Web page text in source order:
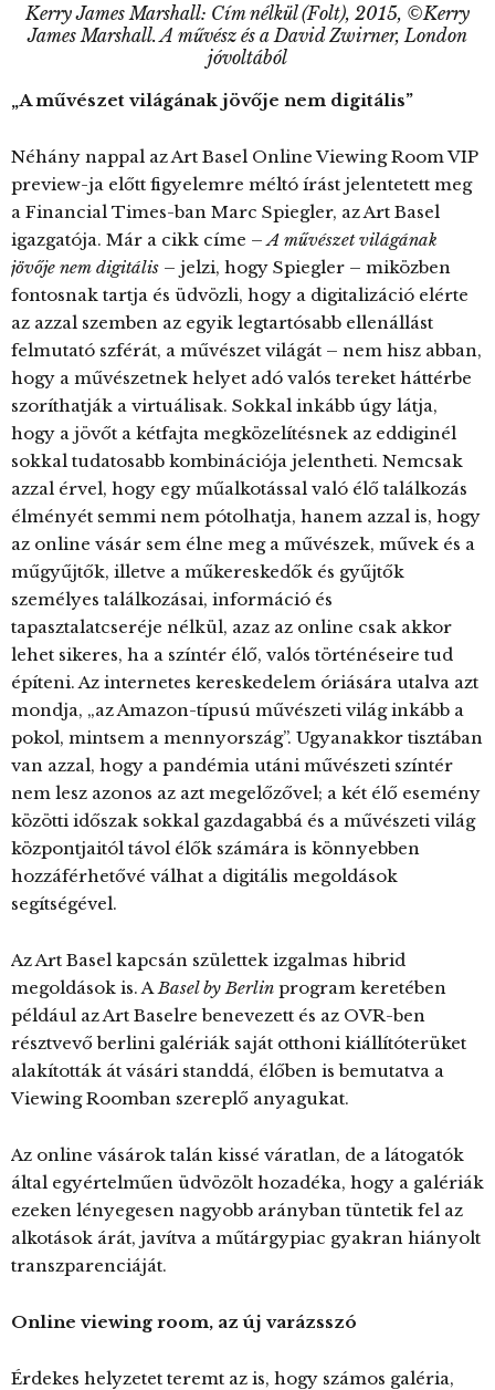
Kerry James Marshall: Cím nélkül (Folt), 2015, ©Kerry
James Marshall. A művész és a David Zwirner, London
jóvoltából
„A művészet világának jövője nem digitális”
Néhány nappal az Art Basel Online Viewing Room VIP
preview-ja előtt figyelemre méltó írást jelentetett meg
a Financial Times-ban Marc Spiegler, az Art Basel
igazgatója. Már a cikk címe – A művészet világának
jövője nem digitális – jelzi, hogy Spiegler – miközben
fontosnak tartja és üdvözli, hogy a digitalizáció elérte
az azzal szemben az egyik legtartósabb ellenállást
felmutató szférát, a művészet világát – nem hisz abban,
hogy a művészetnek helyet adó valós tereket háttérbe
szoríthatják a virtuálisak. Sokkal inkább úgy látja,
hogy a jövőt a kétfajta megközelítésnek az eddiginél
sokkal tudatosabb kombinációja jelentheti. Nemcsak
azzal érvel, hogy egy műalkotással való élő találkozás
élményét semmi nem pótolhatja, hanem azzal is, hogy
az online vásár sem élne meg a művészek, művek és a
műgyűjtők, illetve a műkereskedők és gyűjtők
személyes találkozásai, információ és
tapasztalatcseréje nélkül, azaz az online csak akkor
lehet sikeres, ha a színtér élő, valós történéseire tud
építeni. Az internetes kereskedelem óriására utalva azt
mondja, „az Amazon-típusú művészeti világ inkább a
pokol, mintsem a mennyország”. Ugyanakkor tisztában
van azzal, hogy a pandémia utáni művészeti színtér
nem lesz azonos az azt megelőzővel; a két élő esemény
közötti időszak sokkal gazdagabbá és a művészeti világ
központjaitól távol élők számára is könnyebben
hozzáférhetővé válhat a digitális megoldások
segítségével.
Az Art Basel kapcsán születtek izgalmas hibrid
megoldások is. A Basel by Berlin program keretében
például az Art Baselre benevezett és az OVR-ben
résztvevő berlini galériák saját otthoni kiállítóterüket
alakították át vásári standdá, élőben is bemutatva a
Viewing Roomban szereplő anyagukat.
Az online vásárok talán kissé váratlan, de a látogatók
által egyértelműen üdvözölt hozadéka, hogy a galériák
ezeken lényegesen nagyobb arányban tüntetik fel az
alkotások árát, javítva a műtárgypiac gyakran hiányolt
transzparenciáját.
Online viewing room, az új varázsszó
Érdekes helyzetet teremt az is, hogy számos galéria,